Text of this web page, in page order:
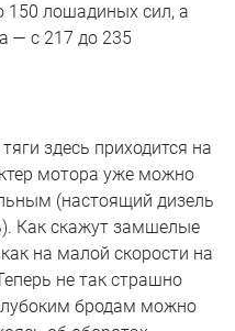
150 лошадиных cил, а
— с 217 до 235
здесь приходится на
мотора уже можно
(настоящий дизель
Как скажут замшелые
на малой скорости на
не так страшно
бродам можно